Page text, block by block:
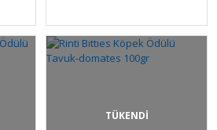
TÜKENDİ